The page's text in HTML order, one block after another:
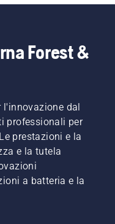
Forest &
dal
professionali per
prestazioni e la
e la tutela
a batteria e la